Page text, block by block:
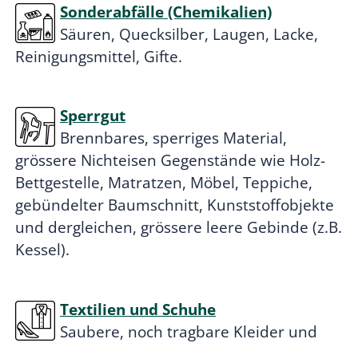
Sonderabfälle (Chemikalien)
Säuren, Quecksilber, Laugen, Lacke,
Reinigungsmittel, Gifte.
Sperrgut
Brennbares, sperriges Material,
grössere Nichteisen Gegenstände wie Holz-
Bettgestelle, Matratzen, Möbel, Teppiche,
gebündelter Baumschnitt, Kunststoffobjekte
und dergleichen, grössere leere Gebinde (z.B.
Kessel).
Textilien und Schuhe
Saubere, noch tragbare Kleider und